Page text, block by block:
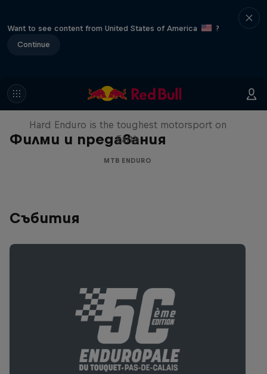
Want to see content from United States of America
?
Continue
Филми и предавания
Hard Enduro 2025: The Hardest
Season Yet?
Hard Enduro is the toughest motorsport on
Earth
MTB ENDURO
Събития